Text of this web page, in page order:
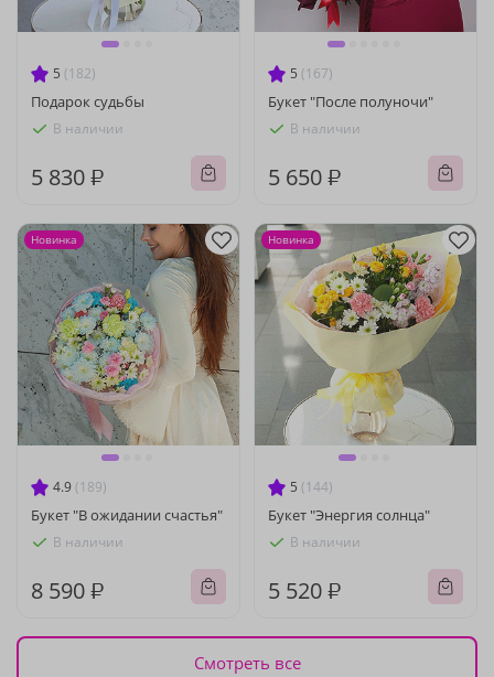
5 (182)
Подарок судьбы
В наличии
5 830 ₽
5 (167)
Букет "После полуночи"
В наличии
5 650 ₽
4.9 (189)
Букет "В ожидании счастья"
В наличии
8 590 ₽
Новинка
5 (144)
Букет "Энергия солнца"
В наличии
5 520 ₽
Новинка
Смотреть все